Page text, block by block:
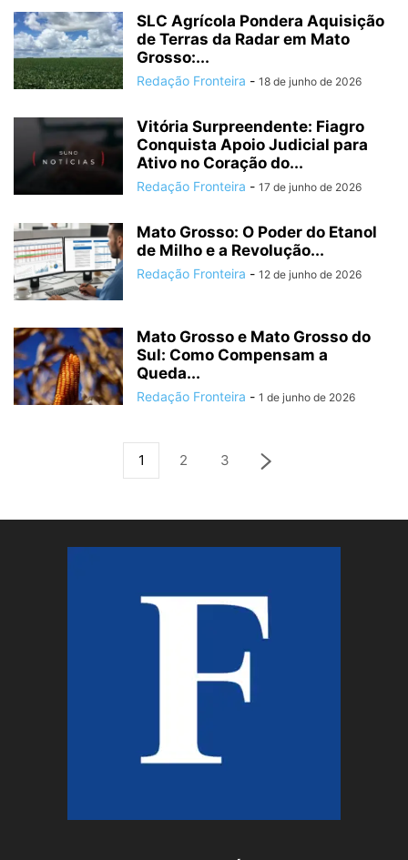
SLC Agrícola Pondera Aquisição
de Terras da Radar em Mato
Grosso:...
Redação Fronteira - 18 de junho de 2026
Vitória Surpreendente: Fiagro
Conquista Apoio Judicial para
Ativo no Coração do...
Redação Fronteira - 17 de junho de 2026
Mato Grosso: O Poder do Etanol
de Milho e a Revolução...
Redação Fronteira - 12 de junho de 2026
Mato Grosso e Mato Grosso do
Sul: Como Compensam a
Queda...
Redação Fronteira - 1 de junho de 2026
1 2 3